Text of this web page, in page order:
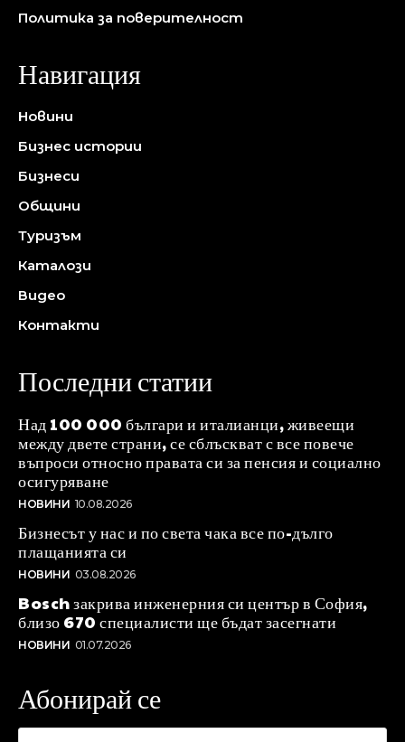
Политика за поверителност
Навигация
Новини
Бизнес истории
Бизнеси
Общини
Туризъм
Каталози
Видео
Контакти
Последни статии
Над 100 000 българи и италианци, живеещи
между двете страни, се сблъскват с все повече
въпроси относно правата си за пенсия и социално
осигуряване
НОВИНИ 10.08.2026
Бизнесът у нас и по света чака все по-дълго
плащанията си
НОВИНИ 03.08.2026
Bosch закрива инженерния си център в София,
близо 670 специалисти ще бъдат засегнати
НОВИНИ 01.07.2026
Абонирай се